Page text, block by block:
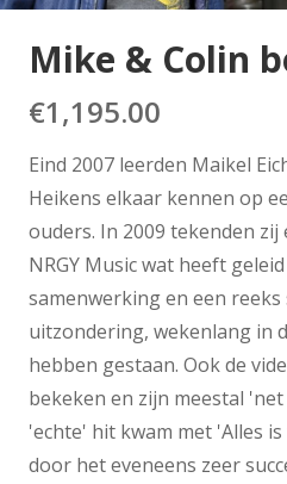
Mike & Colin
€1,195.00
Eind 2007 leerden Maikel
Heikens elkaar kennen op
ouders. In 2009 tekenden
NRGY Music wat heeft
samenwerking en een
uitzondering, wekenlang in
hebben gestaan. Ook de
bekeken en zijn meestal
'echte' hit kwam met 'Alles
door het eveneens zeer